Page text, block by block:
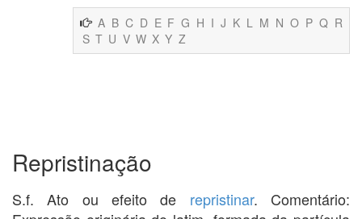
A B C D E F G H I J K L M N O P Q R
S T U V W X Y Z
Repristinação
S.f. Ato ou efeito de repristinar. Comentário: